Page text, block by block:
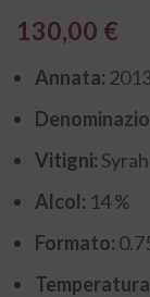
130,00 €
Annata:
Vitigni:
Alcol: 14 %
Formato: